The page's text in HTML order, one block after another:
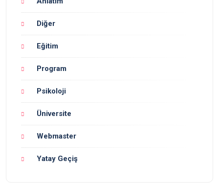
Diğer
Eğitim
Program
Psikoloji
Üniversite
Webmaster
Yatay Geçiş